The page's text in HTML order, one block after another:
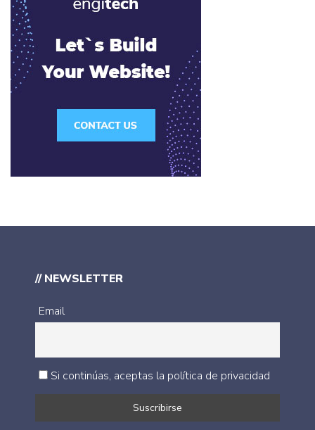
// NEWSLETTER
Email
Si continúas, aceptas la política de privacidad